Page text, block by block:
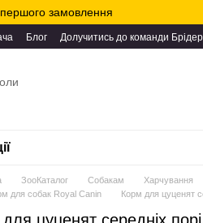
замовлення
Блог Долучитись до команди
ЗооКаталог Собакам Харчування
для собак Royal Canin
Корм для цуценят